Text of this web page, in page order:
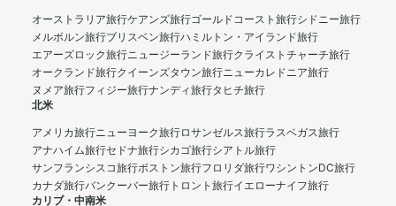
オーストラリア旅行ケアンズ旅行ゴールドコースト旅行シドニー旅行
メルボルン旅行ブリスベン旅行ハミルトン・アイランド旅行
エアーズロック旅行ニュージーランド旅行クライストチャーチ旅行
オークランド旅行クイーンズタウン旅行ニューカレドニア旅行
ヌメア旅行フィジー旅行ナンディ旅行タヒチ旅行
北米
アメリカ旅行ニューヨーク旅行ロサンゼルス旅行ラスベガス旅行
アナハイム旅行セドナ旅行シカゴ旅行シアトル旅行
サンフランシスコ旅行ボストン旅行フロリダ旅行ワシントンDC旅行
カナダ旅行バンクーバー旅行 トロント旅行イエローナイフ旅行
カリブ・中南米